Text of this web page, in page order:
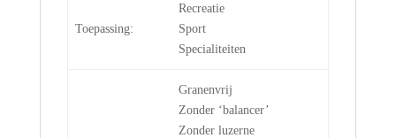
Toepassing:
Recreatie
Sport
Specialiteiten
Granenvrij
Zonder ‘balancer’
Zonder luzerne